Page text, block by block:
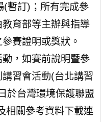
暫訂)；所有完成參
育部等主辦與指導
賽證明或獎狀。
，如賽前說明暨參
習會活動(台北講習
於台灣環境保護聯盟
相關參考資料下載連